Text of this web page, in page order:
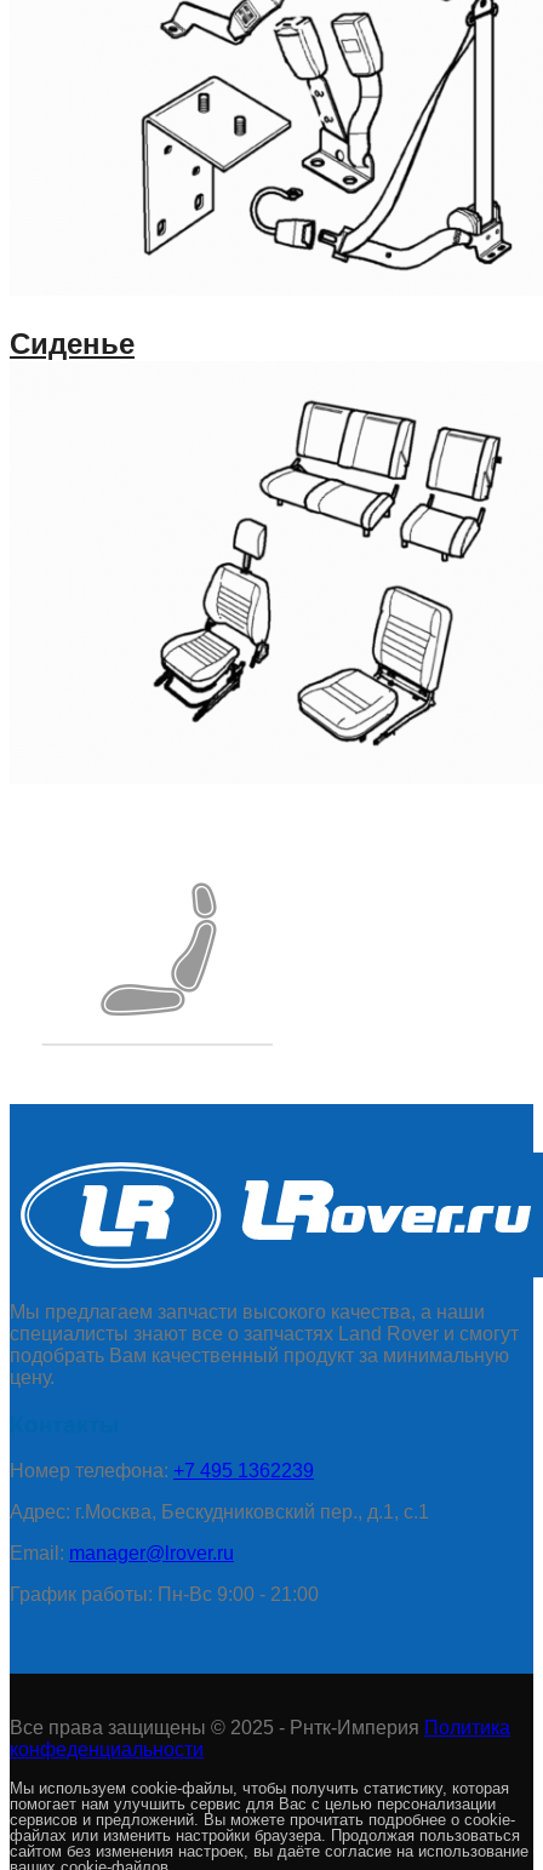
Сиденье
Мы предлагаем запчасти высокого качества, а наши
специалисты знают все о запчастях Land Rover и смогут
подобрать Вам качественный продукт за минимальную
цену.
Номер телефона: +7 495 1362239
Адрес: г.Москва, Бескудниковский пер., д.1, с.1
Email: manager@lrover.ru
График работы: Пн-Вс 9:00 - 21:00
Все права защищены © 2025 - Рнтк-Империя Политика
конфеденциальности
Мы используем cookie-файлы, чтобы получить статистику, которая
помогает нам улучшить сервис для Вас с целью персонализации
сервисов и предложений. Вы можете прочитать подробнее о cookie-
файлах или изменить настройки браузера. Продолжая пользоваться
сайтом без изменения настроек, вы даёте согласие на использование